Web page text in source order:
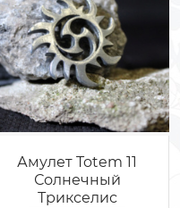
Амулет Totem 11
Солнечный
Трикселис